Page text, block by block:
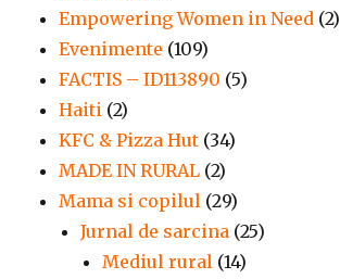
Empowering Women in Need (2)
Evenimente (109)
FACTIS – ID113890 (5)
Haiti (2)
KFC & Pizza Hut (34)
MADE IN RURAL (2)
Mama si copilul (29)
Jurnal de sarcina (25)
Mediul rural (14)